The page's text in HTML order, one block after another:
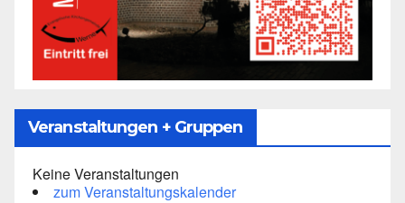
Veranstaltungen + Gruppen
Keine Veranstaltungen
zum Veranstaltungskalender